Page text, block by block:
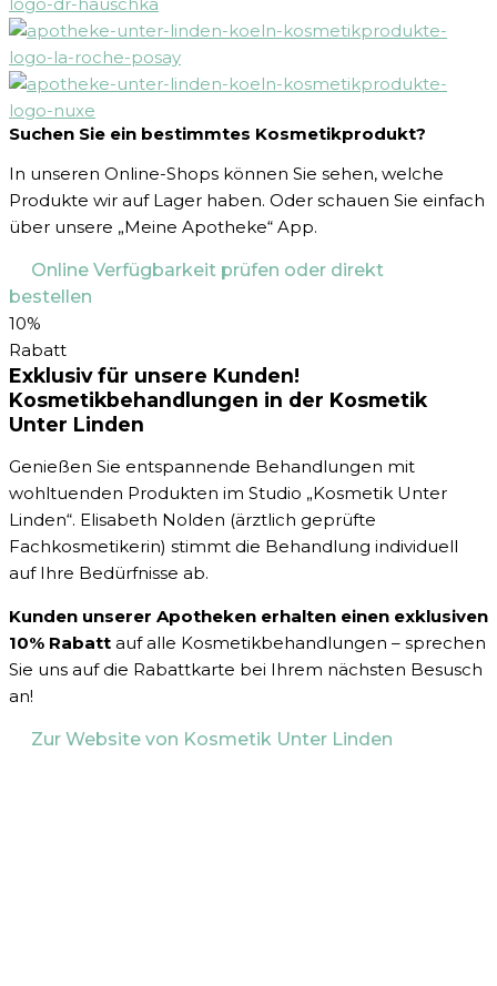
Suchen Sie ein bestimmtes Kosmetikprodukt?
In unseren Online-Shops können Sie sehen, welche
Produkte wir auf Lager haben. Oder schauen Sie einfach
über unsere „Meine Apotheke“ App.
Online Verfügbarkeit prüfen oder direkt
bestellen
10%
Rabatt
Exklusiv für unsere Kunden!
Kosmetikbehandlungen in der Kosmetik
Unter Linden
Genießen Sie entspannende Behandlungen mit
wohltuenden Produkten im Studio „Kosmetik Unter
Linden“. Elisabeth Nolden (ärztlich geprüfte
Fachkosmetikerin) stimmt die Behandlung individuell
auf Ihre Bedürfnisse ab.
Kunden unserer Apotheken erhalten einen exklusiven
10% Rabatt auf alle Kosmetikbehandlungen – sprechen
Sie uns auf die Rabattkarte bei Ihrem nächsten Besusch
an!
Zur Website von Kosmetik Unter Linden